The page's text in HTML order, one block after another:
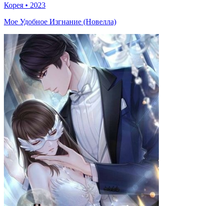
Корея • 2023
Мое Удобное Изгнание (Новелла)